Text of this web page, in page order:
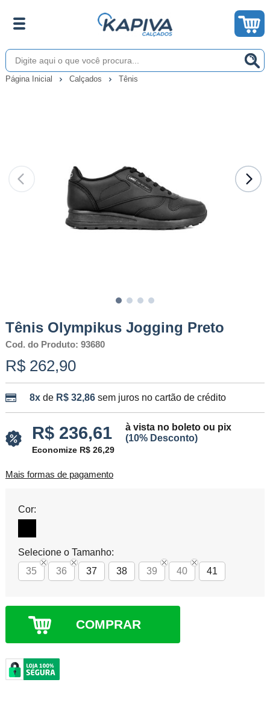
Página Inicial Calçados Tênis
Tênis Olympikus Jogging Preto
Cod. do Produto: 93680
R$ 262,90
8xde R$ 32,86 sem juros no cartão de crédito
R$ 236,61
à vista no boleto ou pix
(10% Desconto)
Economize R$ 26,29
Mais formas de pagamento
Cor:
Selecione o Tamanho:
35
36 37 38 39 40 41
COMPRAR